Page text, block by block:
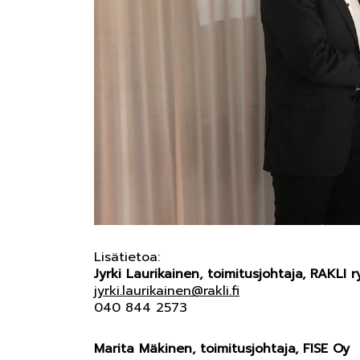
Lisätietoa:
Jyrki Laurikainen, toimitusjohtaja, RAKLI
jyrki.laurikainen@rakli.fi
040 844 2573
Marita Mäkinen, toimitusjohtaja, FISE Oy